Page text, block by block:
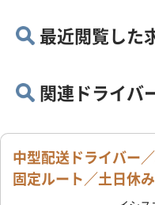
最近閲覧した
関連ドライバ
中型配送ドライバー
固定ルート／土日休